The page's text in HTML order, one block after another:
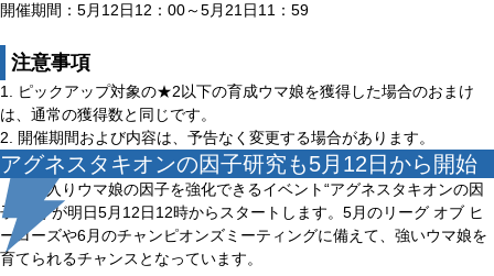
開催期間：5月12日12：00～5月21日11：59
注意事項
1. ピックアップ対象の★2以下の育成ウマ娘を獲得した場合のおまけ
は、通常の獲得数と同じです。
2. 開催期間および内容は、予告なく変更する場合があります。
アグネスタキオンの因子研究も5月12日から開始
殿堂入りウマ娘の因子を強化できるイベント“アグネスタキオンの因
子研究”が明日5月12日12時からスタートします。5月のリーグ オブ ヒ
ーローズや6月のチャンピオンズミーティングに備えて、強いウマ娘を
育てられるチャンスとなっています。